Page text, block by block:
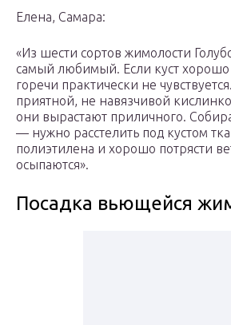
Елена, Самара:
«Из шести сортов жимолости
самый любимый. Если куст хорошо
горечи практически не
приятной, не навязчивой
они вырастают приличного.
— нужно расстелить под кустом
полиэтилена и хорошо потрясти
осыпаются».
Посадка вьющейся